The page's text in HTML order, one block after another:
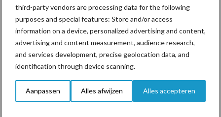
third-party vendors are processing data for the following
purposes and special features: Store and/or access
information on a device, personalized advertising and content,
advertising and content measurement, audience research,
and services development, precise geolocation data, and
identification through device scanning.
Aanpassen Alles afwijzen Alles accepteren
Diergezondheid Bemesting Fokkerij
Mastitis Hittestress